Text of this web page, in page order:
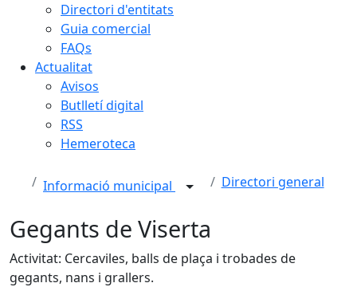
Directori d'entitats
Guia comercial
FAQs
Actualitat
Avisos
Butlletí digital
RSS
Hemeroteca
Informació municipal Directori general
Gegants de Viserta
Activitat: Cercaviles, balls de plaça i trobades de
gegants, nans i grallers.